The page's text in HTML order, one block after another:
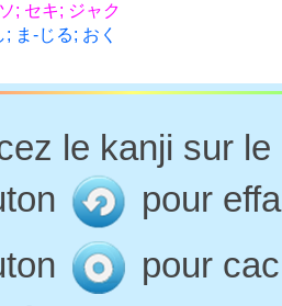
; セキ; ジャク
; ま-じる; おく
le kanji sur
pour
pour